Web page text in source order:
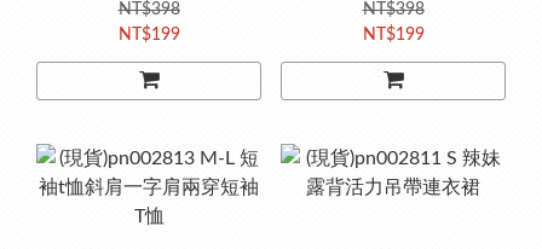
褲
NT$398
NT$199
NT$398
NT$199